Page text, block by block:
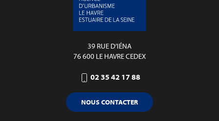
39 RUE D’IÉNA
76 600 LE HAVRE CEDEX
02 35 42 17 88
NOUS CONTACTER